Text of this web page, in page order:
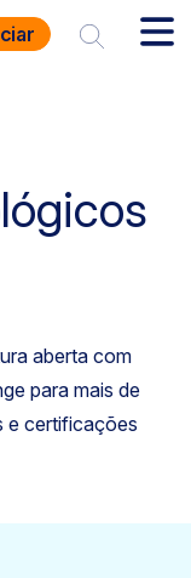
aberta com
para mais de
e certificações